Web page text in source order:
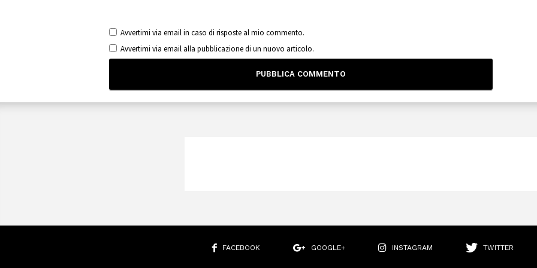
Avvertimi via email in caso di risposte al mio commento.
Avvertimi via email alla pubblicazione di un nuovo articolo.
FACEBOOK GOOGLE+ INSTAGRAM TWITTER